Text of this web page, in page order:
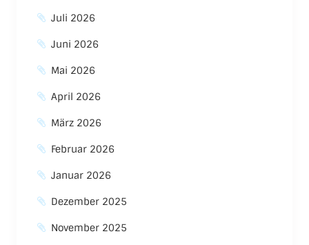
Juli 2026
Juni 2026
Mai 2026
April 2026
März 2026
Februar 2026
Januar 2026
Dezember 2025
November 2025